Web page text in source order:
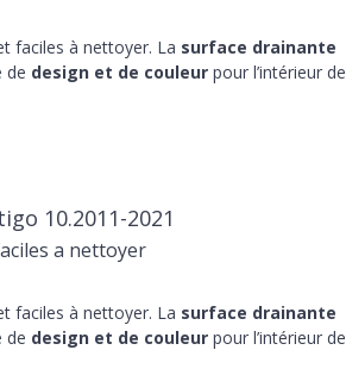
faciles à nettoyer. La surface drainante
de design et de couleurpour l’intérieur de
10.2011-2021
a nettoyer
faciles à nettoyer. La surface drainante
de design et de couleurpour l’intérieur de